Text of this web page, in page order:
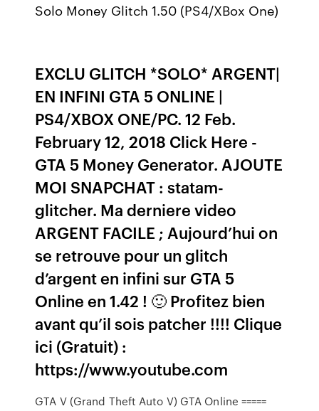
Solo Money Glitch 1.50 (PS4/XBox One)
EXCLU GLITCH *SOLO* ARGENT|
EN INFINI GTA 5 ONLINE |
PS4/XBOX ONE/PC. 12 Feb.
February 12, 2018 Click Here -
GTA 5 Money Generator. AJOUTE
MOI SNAPCHAT : statam-
glitcher. Ma derniere video
ARGENT FACILE ; Aujourd’hui on
se retrouve pour un glitch
d’argent en infini sur GTA 5
Online en 1.42 ! 🙂 Profitez bien
avant qu’il sois patcher !!!! Clique
ici (Gratuit) :
https://www.youtube.com
GTA V (Grand Theft Auto V) GTA Online =====